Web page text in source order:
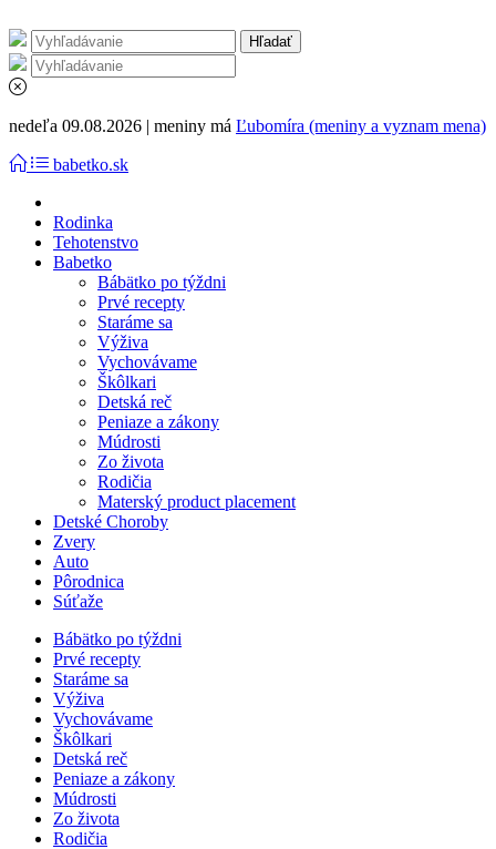
nedeľa 09.08.2026 | meniny má Ľubomíra (meniny a vyznam mena)
babetko.sk
Rodinka
Tehotenstvo
Babetko
Bábätko po týždni
Prvé recepty
Staráme sa
Výživa
Vychovávame
Škôlkari
Detská reč
Peniaze a zákony
Múdrosti
Zo života
Rodičia
Materský product placement
Detské Choroby
Zvery
Auto
Pôrodnica
Súťaže
Bábätko po týždni
Prvé recepty
Staráme sa
Výživa
Vychovávame
Škôlkari
Detská reč
Peniaze a zákony
Múdrosti
Zo života
Rodičia